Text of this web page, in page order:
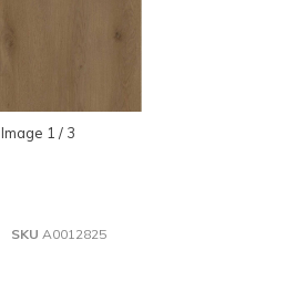
Image 1 / 3
SKU A0012825